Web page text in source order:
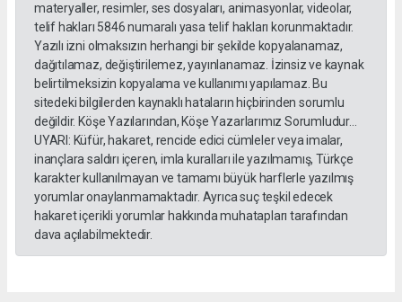
materyaller, resimler, ses dosyaları, animasyonlar, videolar,
telif hakları 5846 numaralı yasa telif hakları korunmaktadır.
Yazılı izni olmaksızın herhangi bir şekilde kopyalanamaz,
dağıtılamaz, değiştirilemez, yayınlanamaz. İzinsiz ve kaynak
belirtilmeksizin kopyalama ve kullanımı yapılamaz. Bu
sitedeki bilgilerden kaynaklı hataların hiçbirinden sorumlu
değildir. Köşe Yazılarından, Köşe Yazarlarımız Sorumludur...
UYARI: Küfür, hakaret, rencide edici cümleler veya imalar,
inançlara saldırı içeren, imla kuralları ile yazılmamış, Türkçe
karakter kullanılmayan ve tamamı büyük harflerle yazılmış
yorumlar onaylanmamaktadır. Ayrıca suç teşkil edecek
hakaret içerikli yorumlar hakkında muhatapları tarafından
dava açılabilmektedir.